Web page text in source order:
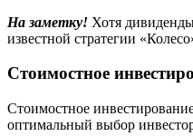
На заметку! Хотя
известной стратегии
Стоимостное
Стоимостное
оптимальный выбор